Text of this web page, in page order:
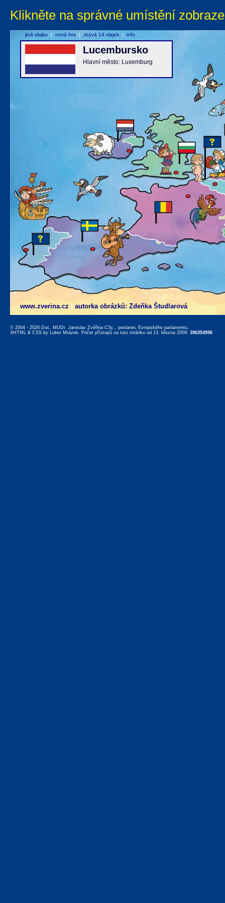
Klikněte na správné umístění
www.zverina.cz autorka obrázků: Zdeňka Študlarová
Lucembursko
Hlavní město: Luxemburg
jiná vlajka | nová hra | zbývá 14 vlajek | info
© 2004 - 2026 Doc. MUDr. Jaroslav Zvěřina CSc., poslanec Evropského parlamentu,
XHTML & CSS by Lubor Mrázek. Počet přístupů na tuto stránku od 13. března 2009: 396354996